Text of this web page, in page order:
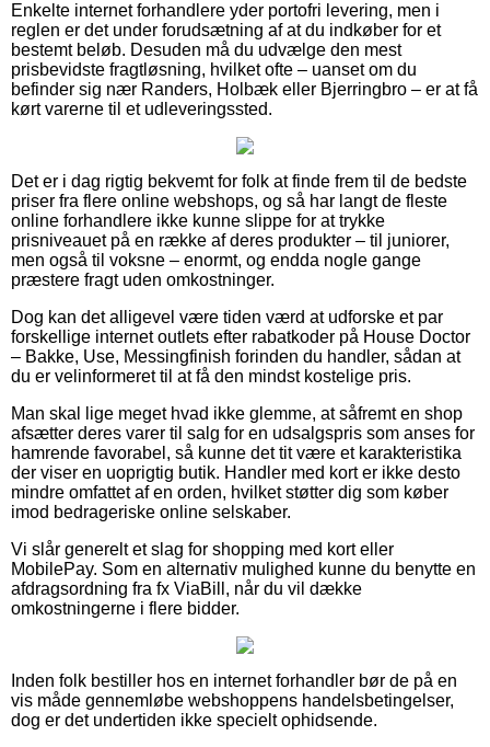
Enkelte internet forhandlere yder portofri levering, men i
reglen er det under forudsætning af at du indkøber for et
bestemt beløb. Desuden må du udvælge den mest
prisbevidste fragtløsning, hvilket ofte – uanset om du
befinder sig nær Randers, Holbæk eller Bjerringbro – er at få
kørt varerne til et udleveringssted.
Det er i dag rigtig bekvemt for folk at finde frem til de bedste
priser fra flere online webshops, og så har langt de fleste
online forhandlere ikke kunne slippe for at trykke
prisniveauet på en række af deres produkter – til juniorer,
men også til voksne – enormt, og endda nogle gange
præstere fragt uden omkostninger.
Dog kan det alligevel være tiden værd at udforske et par
forskellige internet outlets efter rabatkoder på House Doctor
– Bakke, Use, Messingfinish forinden du handler, sådan at
du er velinformeret til at få den mindst kostelige pris.
Man skal lige meget hvad ikke glemme, at såfremt en shop
afsætter deres varer til salg for en udsalgspris som anses for
hamrende favorabel, så kunne det tit være et karakteristika
der viser en uoprigtig butik. Handler med kort er ikke desto
mindre omfattet af en orden, hvilket støtter dig som køber
imod bedrageriske online selskaber.
Vi slår generelt et slag for shopping med kort eller
MobilePay. Som en alternativ mulighed kunne du benytte en
afdragsordning fra fx ViaBill, når du vil dække
omkostningerne i flere bidder.
Inden folk bestiller hos en internet forhandler bør de på en
vis måde gennemløbe webshoppens handelsbetingelser,
dog er det undertiden ikke specielt ophidsende.